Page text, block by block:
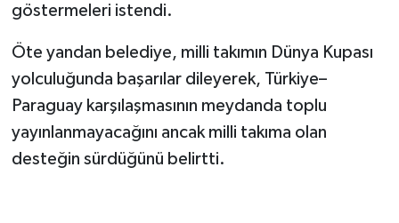
göstermeleri istendi.
Öte yandan belediye, milli takımın Dünya Kupası
yolculuğunda başarılar dileyerek, Türkiye–
Paraguay karşılaşmasının meydanda toplu
yayınlanmayacağını ancak milli takıma olan
desteğin sürdüğünü belirtti.